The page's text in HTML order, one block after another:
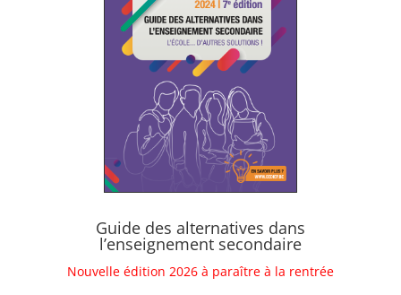
Guide des alternatives dans
l’enseignement secondaire
Nouvelle édition 2026 à paraître à la rentrée